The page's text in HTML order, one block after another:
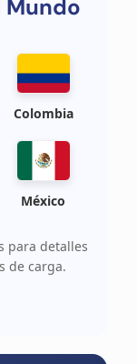
Mundo
Colombia
México
para detalles
de carga.